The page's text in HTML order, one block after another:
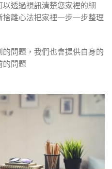
透過視訊清楚您家裡的細
離心法把家裡一步一步整理
問題，我們也會提供自身的
的問題